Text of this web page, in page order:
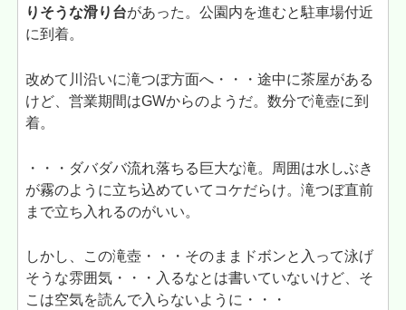
りそうな滑り台があった。公園内を進むと駐車場付近
に到着。
改めて川沿いに滝つぼ方面へ・・・途中に茶屋がある
けど、営業期間はGWからのようだ。数分で滝壺に到
着。
・・・ダバダバ流れ落ちる巨大な滝。周囲は水しぶき
が霧のように立ち込めていてコケだらけ。滝つぼ直前
まで立ち入れるのがいい。
しかし、この滝壺・・・そのままドボンと入って泳げ
そうな雰囲気・・・入るなとは書いていないけど、そ
こは空気を読んで入らないように・・・